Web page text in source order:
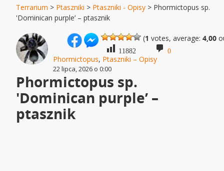
Terrarium > Ptaszniki > Ptaszniki - Opisy > Phormictopus sp.
'Dominican purple’ – ptasznik
(1 votes, average:4,00
11882 0
Phormictopus, Ptaszniki – Opisy
22 lipca, 2026 o 0:00
Phormictopus sp.
'Dominican purple’ –
ptasznik